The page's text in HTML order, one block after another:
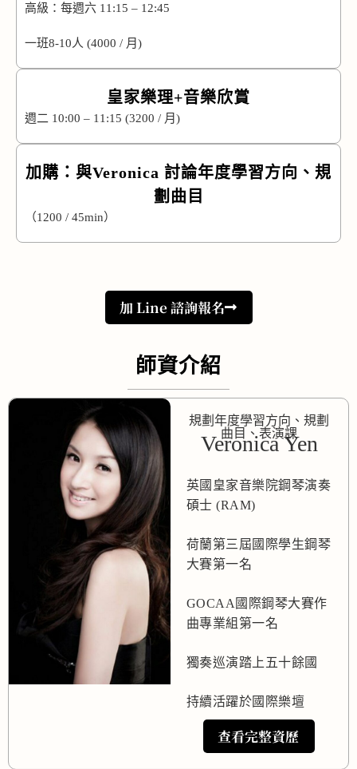
高級：每週六 11:15 – 12:45
一班8-10人 (4000 / 月)
皇家樂理+音樂欣賞
週二 10:00 – 11:15 (3200 / 月)
加購：與Veronica 討論年度學習方向、規
劃曲目
（1200 / 45min）
加 Line 諮詢報名
師資介紹
規劃年度學習方向、規劃
曲目、表演課
Veronica Yen
英國皇家音樂院鋼琴演奏
碩士 (RAM)
荷蘭第三屆國際學生鋼琴
大賽第一名
GOCAA國際鋼琴大賽作
曲專業組第一名
獨奏巡演踏上五十餘國
持續活躍於國際樂壇
查看完整資歷